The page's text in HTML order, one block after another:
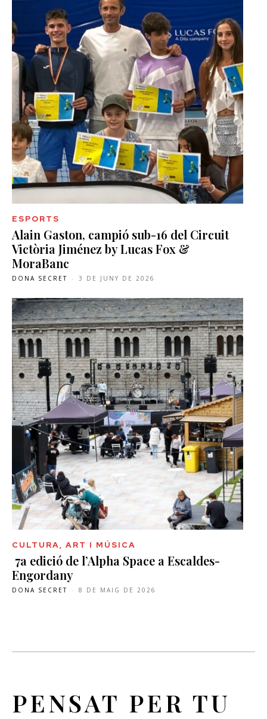
ESPORTS
Alain Gaston, campió sub-16 del Circuit
Victòria Jiménez by Lucas Fox &
MoraBanc
DONA SECRET - 3 DE JUNY DE 2026
CULTURA, ART I MÚSICA
7a edició de l’Alpha Space a Escaldes-
Engordany
DONA SECRET - 8 DE MAIG DE 2026
PENSAT PER TU